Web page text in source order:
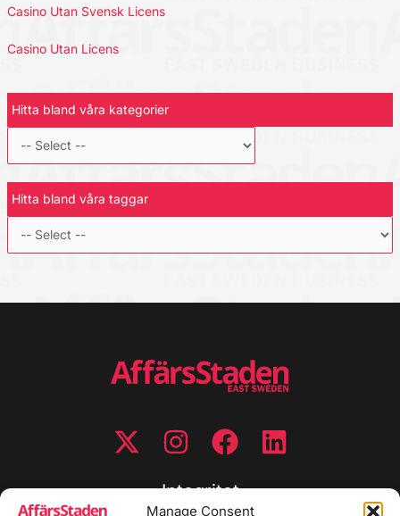
Manage Consent
Casino Utan Svensk Licens
Casino Utan Licens
Hitta bland våra kategorier
Hitta bland våra taggar
Integritet